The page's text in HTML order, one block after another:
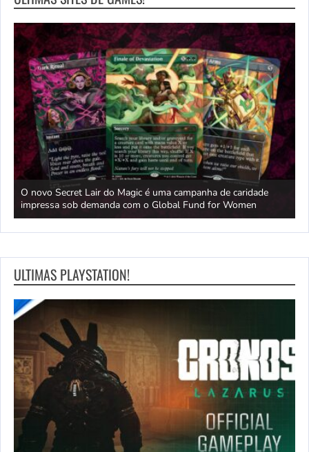
O novo Secret Lair do Magic é uma campanha de caridade
impressa sob demanda com o Global Fund for Women
ULTIMAS PLAYSTATION!